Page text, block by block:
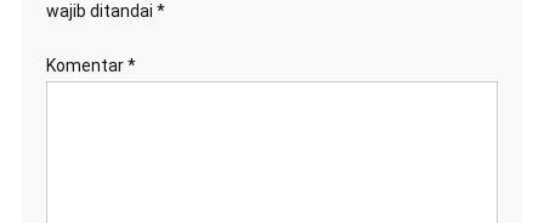
wajib ditandai *
Komentar*